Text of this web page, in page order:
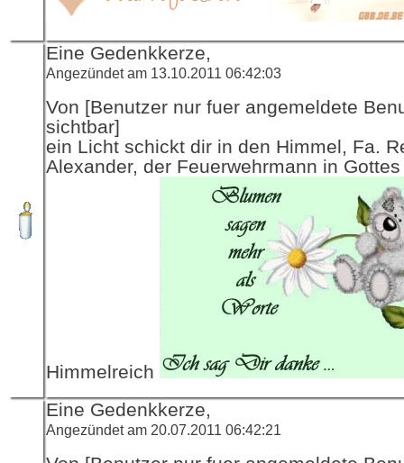
Eine Gedenkkerze,
Angezündet am 13.10.2011 06:42:03
Von [Benutzer nur fuer angemeldete
sichtbar]
ein Licht schickt dir in den Himmel, Fa.
Alexander, der Feuerwehrmann in Gottes
Himmelreich
Eine Gedenkkerze,
Angezündet am 20.07.2011 06:42:21